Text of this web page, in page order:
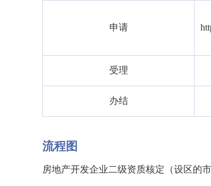
申请
受理
办结
流程图
房地产开发企业二级资质核定（设区的